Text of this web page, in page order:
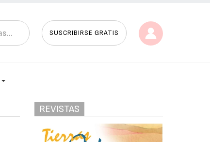
SUSCRIBIRSE GRATIS
REVISTAS